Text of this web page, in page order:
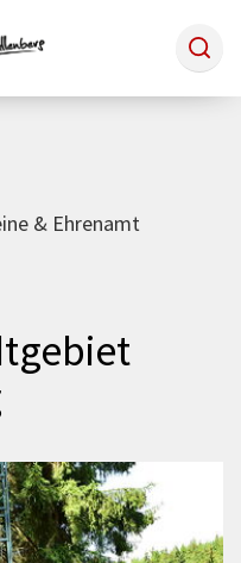
& Ehrenamt